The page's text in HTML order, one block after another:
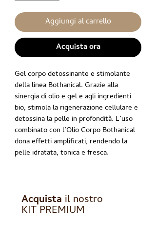
Aggiungi al carrello
Acquista ora
Gel corpo detossinante e stimolante
della linea Bothanical. Grazie alla
sinergia di olio e gel e agli ingredienti
bio, stimola la rigenerazione cellulare e
detossina la pelle in profondità. L’uso
combinato con l’Olio Corpo Bothanical
dona effetti amplificati, rendendo la
pelle idratata, tonica e fresca.
Acquista il nostro
KIT PREMIUM